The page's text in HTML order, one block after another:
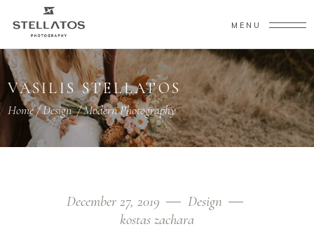
MENU
VASILIS STELLATOS
Home/Design/Modern Photography
December 27, 2019
Design
kostas zachara